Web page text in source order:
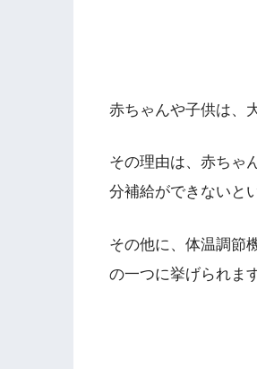
赤ちゃんや子供は、
その理由は、 赤ちゃ
分補給ができない と
その他に、 体温調節
の一つに挙げられます